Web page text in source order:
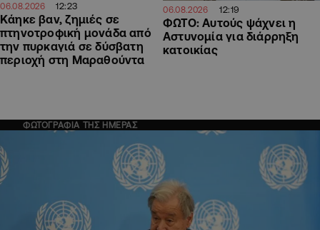
06.08.2026 12:23
Κάηκε βαν, ζημιές σε
πτηνοτροφική μονάδα από
την πυρκαγιά σε δύσβατη
περιοχή στη Μαραθούντα
06.08.2026 12:19
ΦΩΤΟ: Αυτούς ψάχνει η
Αστυνομία για διάρρηξη
κατοικίας
ΦΩΤΟΓΡΑΦΙΑ ΤΗΣ ΗΜΕΡΑΣ